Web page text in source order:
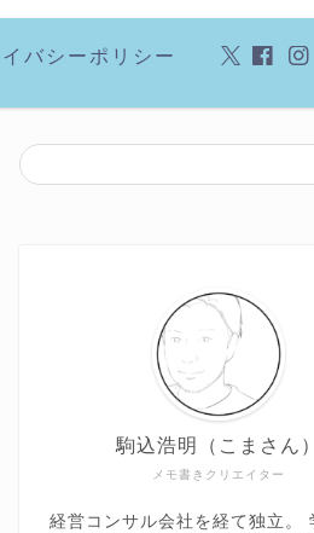
バシーポリシー
メモ書きクリエイター
駒込浩明（こまさん）
経営コンサル会社を経て独立。